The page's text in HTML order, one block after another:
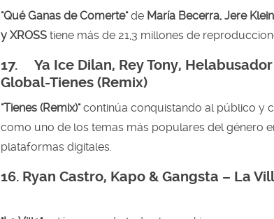
"Qué Ganas de Comerte"de María Becerra, Jere
y XROSS tiene más de 21,3 millones de
17. Ya Ice Dilan, Rey Tony,
Global-Tienes (Remix)
"Tienes (Remix)"continúa conquistando al público y
como uno de los temas más populares del género
plataformas digitales.
16. Ryan Castro, Kapo & Gangsta – La